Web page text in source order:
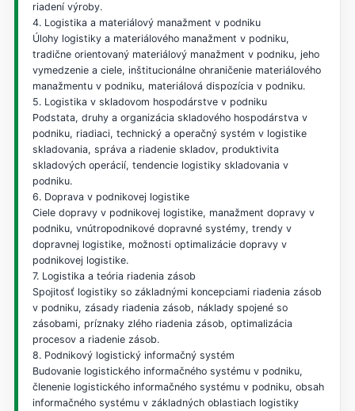
riadení výroby.
4. Logistika a materiálový manažment v podniku
Úlohy logistiky a materiálového manažment v podniku,
tradične orientovaný materiálový manažment v podniku, jeho
vymedzenie a ciele, inštitucionálne ohraničenie materiálového
manažmentu v podniku, materiálová dispozícia v podniku.
5. Logistika v skladovom hospodárstve v podniku
Podstata, druhy a organizácia skladového hospodárstva v
podniku, riadiaci, technický a operačný systém v logistike
skladovania, správa a riadenie skladov, produktivita
skladových operácií, tendencie logistiky skladovania v
podniku.
6. Doprava v podnikovej logistike
Ciele dopravy v podnikovej logistike, manažment dopravy v
podniku, vnútropodnikové dopravné systémy, trendy v
dopravnej logistike, možnosti optimalizácie dopravy v
podnikovej logistike.
7. Logistika a teória riadenia zásob
Spojitosť logistiky so základnými koncepciami riadenia zásob
v podniku, zásady riadenia zásob, náklady spojené so
zásobami, príznaky zlého riadenia zásob, optimalizácia
procesov a riadenie zásob.
8. Podnikový logistický informačný systém
Budovanie logistického informačného systému v podniku,
členenie logistického informačného systému v podniku, obsah
informačného systému v základných oblastiach logistiky